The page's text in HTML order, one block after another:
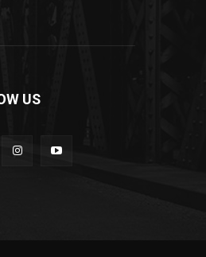
US